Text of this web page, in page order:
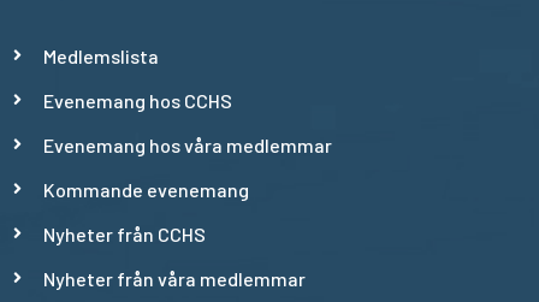
Medlemslista
Evenemang hos CCHS
Evenemang hos våra medlemmar
Kommande evenemang
Nyheter från CCHS
Nyheter från våra medlemmar